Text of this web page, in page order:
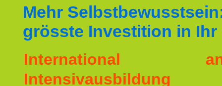
Mehr
grösste Investition in Ihr
International